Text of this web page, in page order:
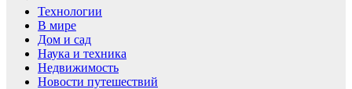
Технологии
В мире
Дом и сад
Наука и техника
Недвижимость
Новости путешествий